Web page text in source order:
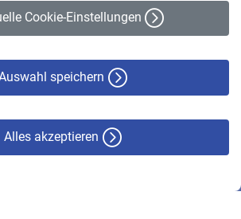
Cookie-Einstellungen
speichern
Alles akzeptieren